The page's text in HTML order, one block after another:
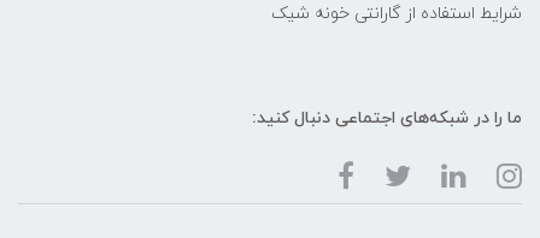
شرایط استفاده از گارانتی خونه شیک
ما را در شبکه‌های اجتماعی دنبال کنید: